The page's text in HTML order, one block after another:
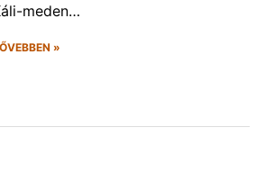
meden…
»